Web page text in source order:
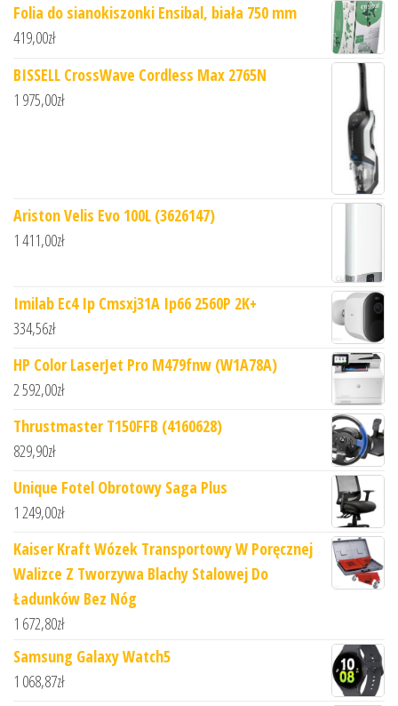
Folia do sianokiszonki Ensibal, biała 750 mm
419,00zł
BISSELL CrossWave Cordless Max 2765N
1 975,00zł
Ariston Velis Evo 100L (3626147)
1 411,00zł
Imilab Ec4 Ip Cmsxj31A Ip66 2560P 2K+
334,56zł
HP Color LaserJet Pro M479fnw (W1A78A)
2 592,00zł
Thrustmaster T150FFB (4160628)
829,90zł
Unique Fotel Obrotowy Saga Plus
1 249,00zł
Kaiser Kraft Wózek Transportowy W Poręcznej
Walizce Z Tworzywa Blachy Stalowej Do
Ładunków Bez Nóg
1 672,80zł
Samsung Galaxy Watch5
1 068,87zł